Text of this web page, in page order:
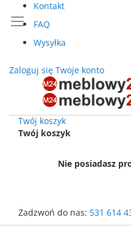
Kontakt
FAQ
Wysyłka
Zaloguj się Twoje konto
Twój koszyk
Twój koszyk
Nie posiadasz
Zadzwoń do nas: 531 614
Przejdź